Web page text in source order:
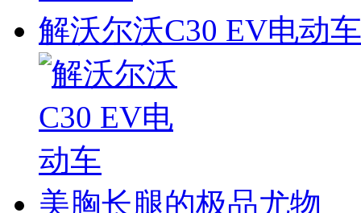
解沃尔沃C30 EV电动车
美胸长腿的极品尤物